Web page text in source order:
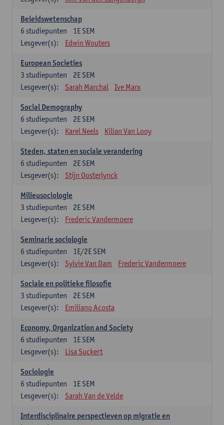
Beleidswetenschap
1E SEM
6 studiepunten
Lesgever(s):
Edwin Wouters
European Societies
2E SEM
3 studiepunten
Lesgever(s):
Sarah Marchal Ive Marx
Social Demography
2E SEM
6 studiepunten
Lesgever(s):
Karel Neels Kilian Van Looy
Steden, staten en sociale verandering
2E SEM
6 studiepunten
Lesgever(s):
Stijn Oosterlynck
Milieusociologie
2E SEM
3 studiepunten
Lesgever(s):
Frederic Vandermoere
Seminarie sociologie
1E/2E SEM
6 studiepunten
Lesgever(s):
Sylvie Van Dam Frederic Vandermoere
Sociale en politieke filosofie
2E SEM
3 studiepunten
Lesgever(s):
Emiliano Acosta
Economy, Organization and Society
1E SEM
6 studiepunten
Lesgever(s):
Lisa Suckert
Sociologie
1E SEM
6 studiepunten
Lesgever(s):
Sarah Van de Velde
Interdisciplinaire perspectieven op migratie en